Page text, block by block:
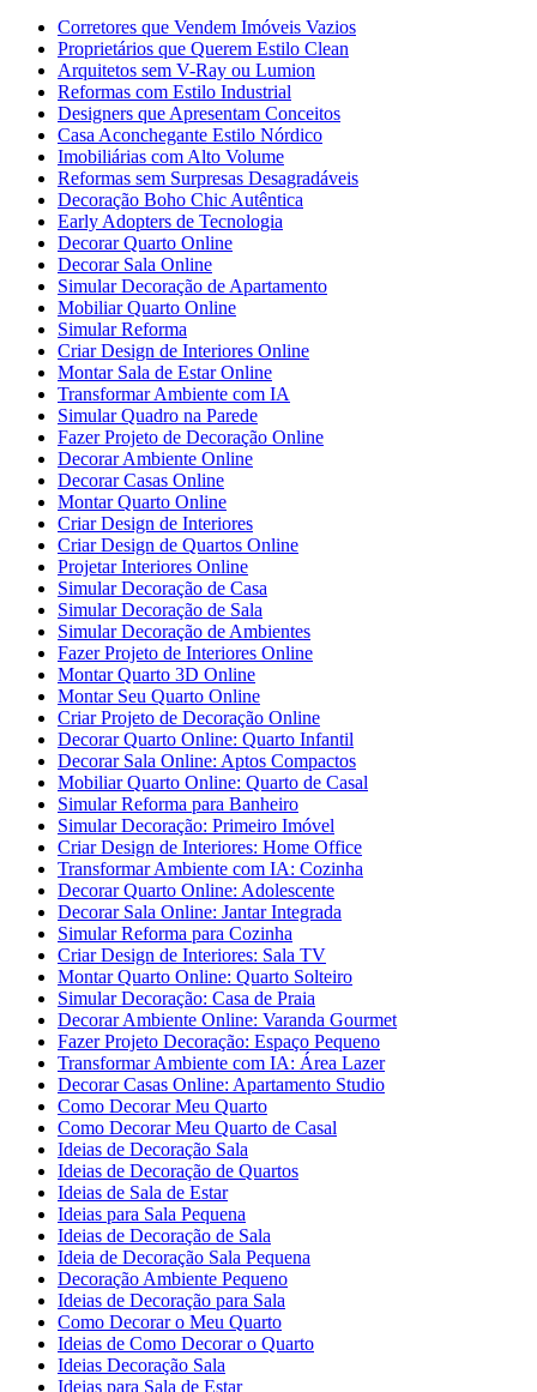
Corretores que Vendem Imóveis Vazios
Proprietários que Querem Estilo Clean
Arquitetos sem V-Ray ou Lumion
Reformas com Estilo Industrial
Designers que Apresentam Conceitos
Casa Aconchegante Estilo Nórdico
Imobiliárias com Alto Volume
Reformas sem Surpresas Desagradáveis
Decoração Boho Chic Autêntica
Early Adopters de Tecnologia
Decorar Quarto Online
Decorar Sala Online
Simular Decoração de Apartamento
Mobiliar Quarto Online
Simular Reforma
Criar Design de Interiores Online
Montar Sala de Estar Online
Transformar Ambiente com IA
Simular Quadro na Parede
Fazer Projeto de Decoração Online
Decorar Ambiente Online
Decorar Casas Online
Montar Quarto Online
Criar Design de Interiores
Criar Design de Quartos Online
Projetar Interiores Online
Simular Decoração de Casa
Simular Decoração de Sala
Simular Decoração de Ambientes
Fazer Projeto de Interiores Online
Montar Quarto 3D Online
Montar Seu Quarto Online
Criar Projeto de Decoração Online
Decorar Quarto Online: Quarto Infantil
Decorar Sala Online: Aptos Compactos
Mobiliar Quarto Online: Quarto de Casal
Simular Reforma para Banheiro
Simular Decoração: Primeiro Imóvel
Criar Design de Interiores: Home Office
Transformar Ambiente com IA: Cozinha
Decorar Quarto Online: Adolescente
Decorar Sala Online: Jantar Integrada
Simular Reforma para Cozinha
Criar Design de Interiores: Sala TV
Montar Quarto Online: Quarto Solteiro
Simular Decoração: Casa de Praia
Decorar Ambiente Online: Varanda Gourmet
Fazer Projeto Decoração: Espaço Pequeno
Transformar Ambiente com IA: Área Lazer
Decorar Casas Online: Apartamento Studio
Como Decorar Meu Quarto
Como Decorar Meu Quarto de Casal
Ideias de Decoração Sala
Ideias de Decoração de Quartos
Ideias de Sala de Estar
Ideias para Sala Pequena
Ideias de Decoração de Sala
Ideia de Decoração Sala Pequena
Decoração Ambiente Pequeno
Ideias de Decoração para Sala
Como Decorar o Meu Quarto
Ideias de Como Decorar o Quarto
Ideias Decoração Sala
Ideias para Sala de Estar